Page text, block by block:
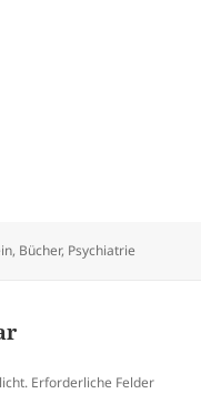
, Bücher, Psychiatrie
Erforderliche Felder